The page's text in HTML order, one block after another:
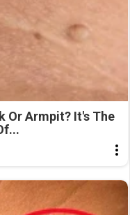
Or Armpit? It's The